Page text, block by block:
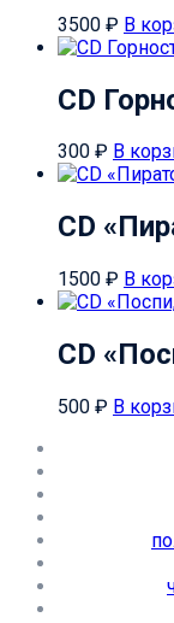
3500 ₽ В
CD
300 ₽ В
CD
1500 ₽ В
CD
500 ₽ В